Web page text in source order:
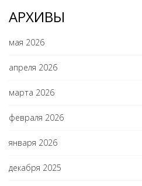
АРХИВЫ
мая 2026
апреля 2026
марта 2026
февраля 2026
января 2026
декабря 2025